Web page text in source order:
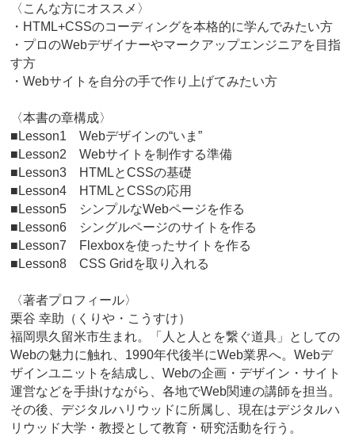
〈こんな方にオススメ〉
・HTML+CSSのコーディングを本格的に学んでみたい方
・プロのWebデザイナーやマークアップエンジニアを目指
す方
・Webサイトを自分の手で作り上げてみたい方
〈本書の章構成〉
■Lesson1 Webデザインの“いま”
■Lesson2 Webサイトを制作する準備
■Lesson3 HTMLとCSSの基礎
■Lesson4 HTMLとCSSの応用
■Lesson5 シンプルなWebページを作る
■Lesson6 シングルページのサイトを作る
■Lesson7 Flexboxを使ったサイトを作る
■Lesson8 CSS Gridを取り入れる
〈著者プロフィール〉
栗谷 幸助（くりや・こうすけ）
福岡県久留米市生まれ。「人と人とを繋ぐ道具」としての
Webの魅力に触れ、1990年代後半にWeb業界へ。Webデ
ザインユニットを結成し、Webの企画・デザイン・サイト
運営などを手掛けながら、各地でWeb関連の講師を担当。
その後、デジタルハリウッドに所属し、現在はデジタルハ
リウッド大学・教授として教育・研究活動を行う。